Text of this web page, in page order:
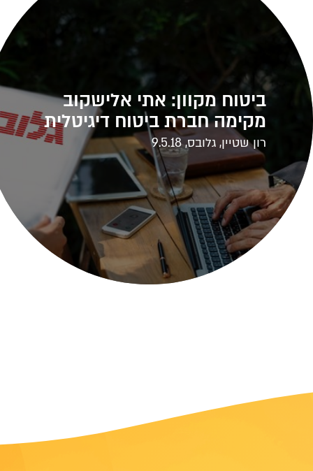
ביטוח מקוון: אתי אלישקוב
מקימה חברת ביטוח דיגיטלית
רון שטיין, גלובס, 9.5.18